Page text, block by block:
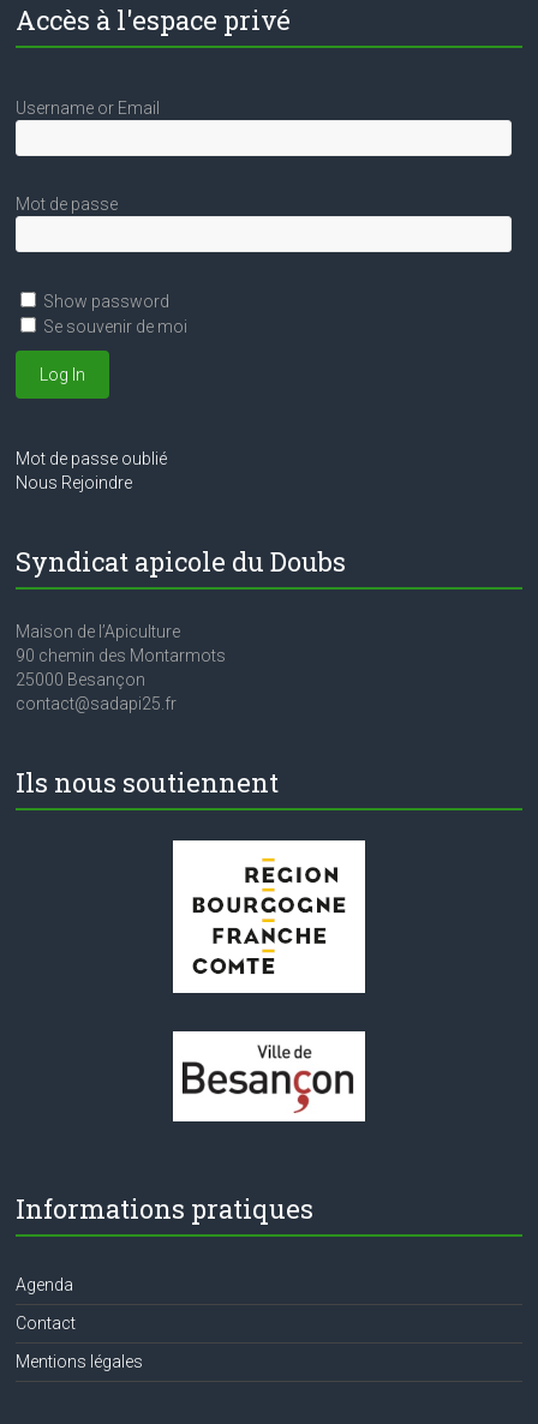
Accès à l'espace privé
Username or Email
Mot de passe
Show password
Se souvenir de moi
Mot de passe oublié
Nous Rejoindre
Syndicat apicole du Doubs
Maison de l’Apiculture
90 chemin des Montarmots
25000 Besançon
contact@sadapi25.fr
Ils nous soutiennent
Informations pratiques
Agenda
Contact
Mentions légales